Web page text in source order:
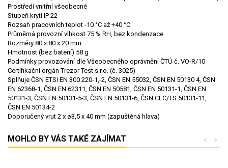
Prostředí vnitřní všeobecné
Stupeň krytí IP 22
Rozsah pracovních teplot -10 °C až +40 °C
Průměrná provozní vlhkost 75 % RH, bez kondenzace
Rozměry 80 x 80 x 20 mm
Hmotnost (bez baterií) 58 g
Podmínky provozování dle Všeobecného oprávnění ČTÚ č. VO-R/10
Certifikační orgán Trezor Test s.r.o. (č. 3025)
Splňuje ČSN ETSI EN 300 220-1,-2, ČSN EN 55032, ČSN EN 50130 4, ČSN
EN 62368-1, ČSN EN 62311, ČSN EN 50581, ČSN EN 50131-1, ČSN EN
50131-3, ČSN EN 50131-5-3, ČSN EN 50131-6, ČSN CLC/TS 50131-11,
ČSN EN 50134-2
Doporučený vrut 2 x ø3,5 x 40 mm (zapuštěná hlava)
MOHLO BY VÁS TAKÉ ZAJÍMAT >
<